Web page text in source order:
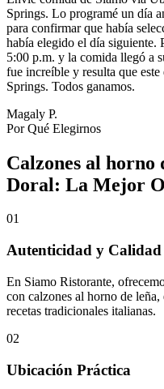
Springs. Lo programé un día
para confirmar que había
había elegido el día siguiente.
5:00 p.m. y la comida llegó a
fue increíble y resulta que
Springs. Todos ganamos.
Magaly P.
Por Qué Elegirnos
Calzones al horno
Doral: La Mejor
01
Autenticidad y Calidad
En Siamo Ristorante,
con calzones al horno de
recetas tradicionales italianas.
02
Ubicación Práctica